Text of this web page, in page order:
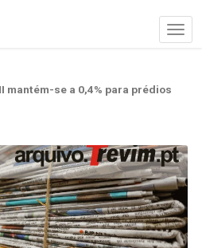
mantém-se a 0,4% para prédios